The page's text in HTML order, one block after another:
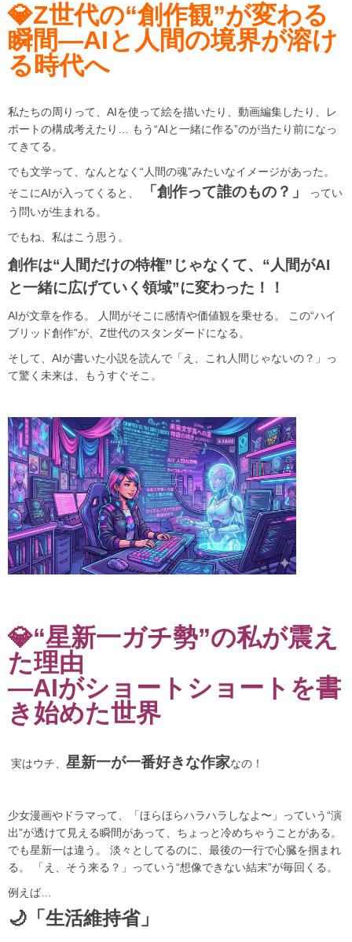
💎Z世代の“創作観”が変わる
瞬間—AIと人間の境界が溶け
る時代へ
私たちの周りって、AIを使って絵を描いたり、動画編集したり、レ
ポートの構成考えたり… もう“AIと一緒に作る”のが当たり前になっ
てきてる。
でも文学って、なんとなく“人間の魂”みたいなイメージがあった。
そこにAIが入ってくると、
「創作って誰のもの？」
ってい
う問いが生まれる。
でもね、私はこう思う。
創作は“人間だけの特権”じゃなくて、“人間がAI
と一緒に広げていく領域”に変わった！！
AIが文章を作る。 人間がそこに感情や価値観を乗せる。 この“ハイ
ブリッド創作”が、Z世代のスタンダードになる。
そして、AIが書いた小説を読んで「え、これ人間じゃないの？」っ
て驚く未来は、もうすぐそこ。
💎“星新一ガチ勢”の私が震え
た理由
—AIがショートショートを書
き始めた世界
実はウチ、 星新一が一番好きな作家なの！
少女漫画やドラマって、「ほらほらハラハラしなよ〜」っていう“演
出”が透けて見える瞬間があって、ちょっと冷めちゃうことがある。
でも星新一は違う。 淡々としてるのに、最後の一行で心臓を掴まれ
る。 「え、そう来る？」っていう“想像できない結末”が毎回くる。
例えば…
🌙「生活維持省」